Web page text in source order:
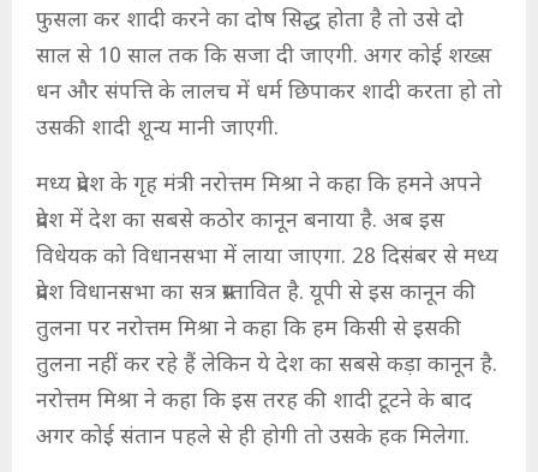
फुसला कर शादी करने का दोष सिद्ध होता है तो उसे दो
साल से 10 साल तक कि सजा दी जाएगी. अगर कोई शख्स
धन और संपत्ति के लालच में धर्म छिपाकर शादी करता हो तो
उसकी शादी शून्य मानी जाएगी.
मध्य प्रदेश के गृह मंत्री नरोत्तम मिश्रा ने कहा कि हमने अपने
प्रदेश में देश का सबसे कठोर कानून बनाया है. अब इस
विधेयक को विधानसभा में लाया जाएगा. 28 दिसंबर से मध्य
प्रदेश विधानसभा का सत्र प्रस्तावित है. यूपी से इस कानून की
तुलना पर नरोत्तम मिश्रा ने कहा कि हम किसी से इसकी
तुलना नहीं कर रहे हैं लेकिन ये देश का सबसे कड़ा कानून है.
नरोत्तम मिश्रा ने कहा कि इस तरह की शादी टूटने के बाद
अगर कोई संतान पहले से ही होगी तो उसके हक मिलेगा.